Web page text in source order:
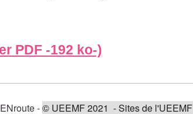
PDF -192 ko-)
-© UEEMF 2021 - Sites de l'UEEMF